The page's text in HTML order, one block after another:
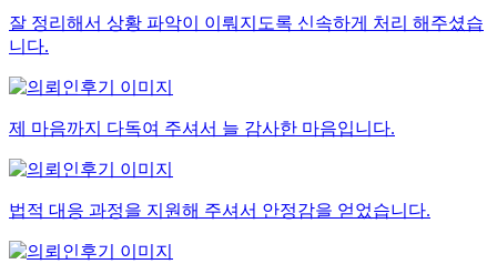
잘 정리해서 상황 파악이 이뤄지도록 신속하게 처리 해주셨습
니다.
제 마음까지 다독여 주셔서 늘 감사한 마음입니다.
법적 대응 과정을 지원해 주셔서 안정감을 얻었습니다.